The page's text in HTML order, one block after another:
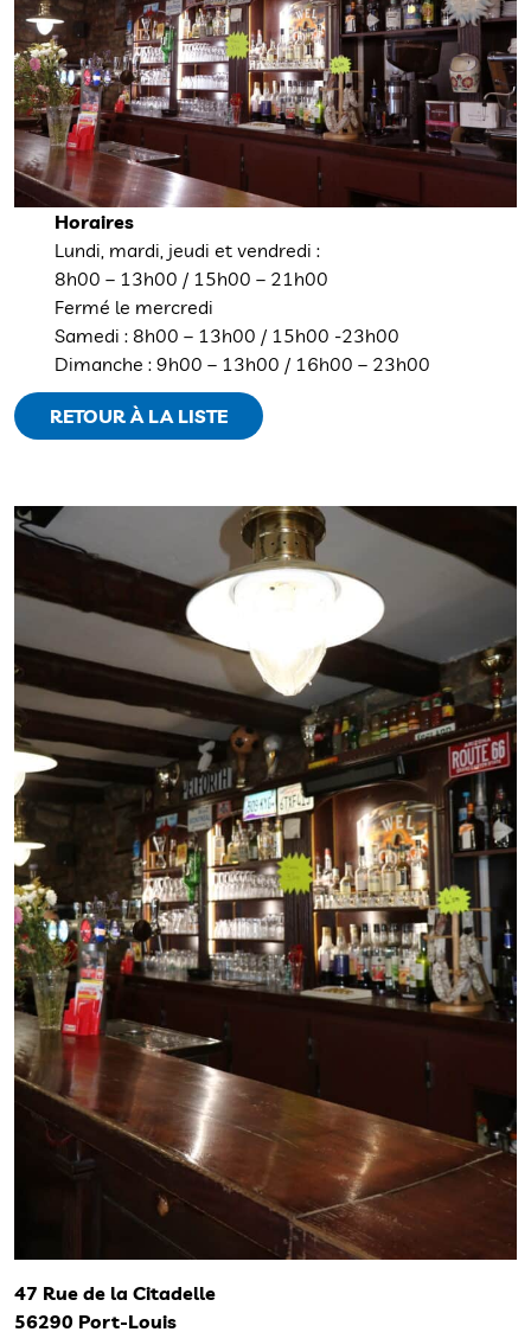
Horaires
Lundi, mardi, jeudi et vendredi :
8h00 – 13h00 / 15h00 – 21h00
Fermé le mercredi
Samedi : 8h00 – 13h00 / 15h00 -23h00
Dimanche : 9h00 – 13h00 / 16h00 – 23h00
RETOUR À LA LISTE
47 Rue de la Citadelle
56290 Port-Louis